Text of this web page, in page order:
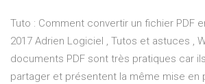
Tuto : Comment convertir un fichier PDF
2017 Adrien Logiciel , Tutos et astuces ,
documents PDF sont très pratiques car
partager et présentent la même mise en